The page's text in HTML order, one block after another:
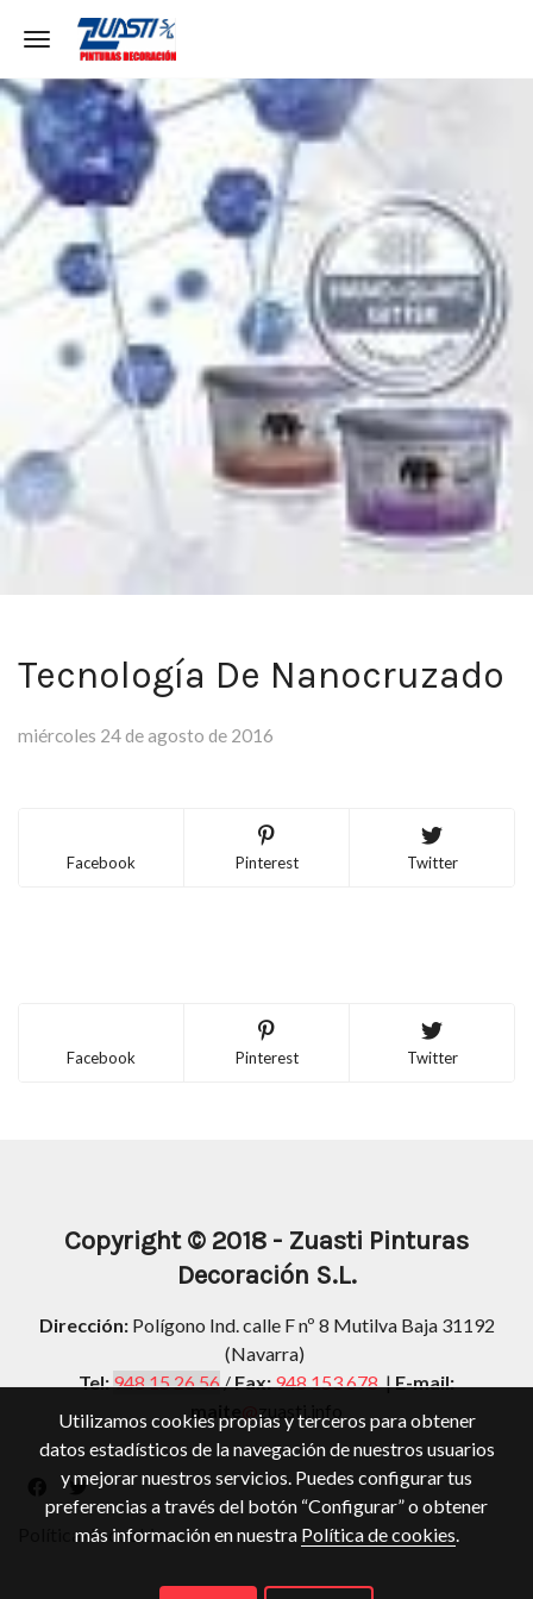
Toggle navigation
Tecnología De Nanocruzado
miércoles 24 de agosto de 2016
Facebook Pinterest Twitter
Facebook Pinterest Twitter
Copyright© 2018 - Zuasti Pinturas
Decoración S.L.
Dirección: Polígono Ind. calle F nº 8 Mutilva Baja 31192
(Navarra)
Tel:948 15 26 56/Fax:948 153 678|E-mail:
maite
zuasti.info
Política de cookies
Utilizamos cookies propias y terceros para obtener
datos estadísticos de la navegación de nuestros usuarios
y mejorar nuestros servicios. Puedes configurar tus
preferencias a través del botón “Configurar” o obtener
más información en nuestra Política de cookies.